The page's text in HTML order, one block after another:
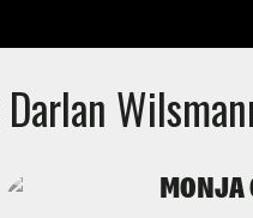
Darlan
MONJA